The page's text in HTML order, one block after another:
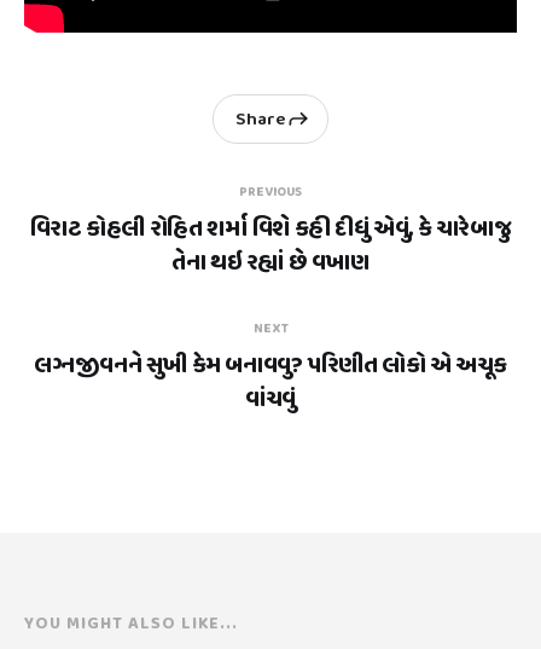
PREVIOUS
વિરાટ કોહલી રોહિત શર્મા વિશે કહી દીધું એવું, કે ચારેબાજુ
તેના થઇ રહ્યાં છે વખાણ
Share
NEXT
લગ્નજીવનને સુખી કેમ બનાવવુ? પરિણીત લોકો એ અચૂક
વાંચવું
YOU MIGHT ALSO LIKE...